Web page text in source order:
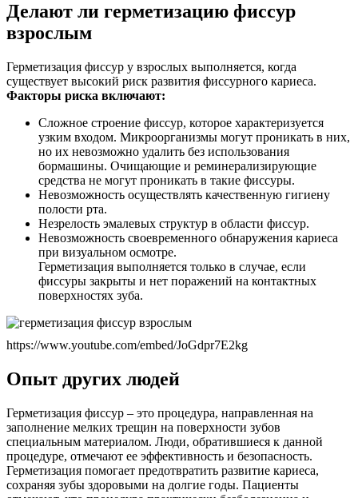
Делают ли герметизацию фиссур
взрослым
Герметизация фиссур у взрослых выполняется, когда
существует высокий риск развития фиссурного кариеса.
Факторы риска включают:
Сложное строение фиссур, которое характеризуется
узким входом. Микроорганизмы могут проникать в них,
но их невозможно удалить без использования
бормашины. Очищающие и реминерализирующие
средства не могут проникать в такие фиссуры.
Невозможность осуществлять качественную гигиену
полости рта.
Незрелость эмалевых структур в области фиссур.
Невозможность своевременного обнаружения кариеса
при визуальном осмотре.
Герметизация выполняется только в случае, если
фиссуры закрыты и нет поражений на контактных
поверхностях зуба.
https://www.youtube.com/embed/JoGdpr7E2kg
Опыт других людей
Герметизация фиссур – это процедура, направленная на
заполнение мелких трещин на поверхности зубов
специальным материалом. Люди, обратившиеся к данной
процедуре, отмечают ее эффективность и безопасность.
Герметизация помогает предотвратить развитие кариеса,
сохраняя зубы здоровыми на долгие годы. Пациенты